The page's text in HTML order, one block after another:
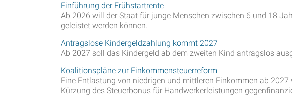
Einführung der Frühstartrente
Ab 2026 will der Staat für junge Menschen zwischen 6 und 18
geleistet werden können.
Antragslose Kindergeldzahlung kommt 2027
Ab 2027 soll das Kindergeld ab dem zweiten Kind antragslos
Koalitionspläne zur Einkommensteuerreform
Eine Entlastung von niedrigen und mittleren Einkommen ab
Kürzung des Steuerbonus für Handwerkerleistungen